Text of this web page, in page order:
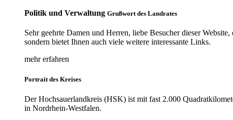
Politik und Verwaltung Grußwort des Landrates
Sehr geehrte Damen und Herren, liebe Besucher dieser
sondern bietet Ihnen auch viele weitere interessante Links.
mehr erfahren
Portrait des Kreises
Der Hochsauerlandkreis (HSK) ist mit fast 2.000
in Nordrhein-Westfalen.